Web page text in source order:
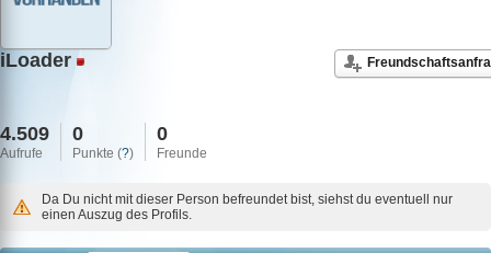
iLoader
4.509
Aufrufe
0
Punkte (?)
0
Freunde
Da Du nicht mit dieser Person befreundet bist, siehst du eventuell nur
einen Auszug des Profils.